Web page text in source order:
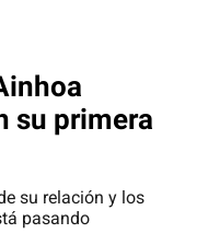
su primera
su relación y los
pasando